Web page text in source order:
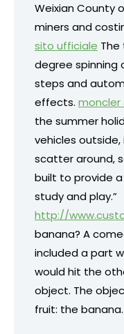
Weixian County
miners and
sito ufficiale
degree spinning
steps and
effects. moncler
the summer
vehicles
scatter around,
built to provide
study and play.”
http://
banana? A
included a part
would hit the
object. The
fruit: the banana.